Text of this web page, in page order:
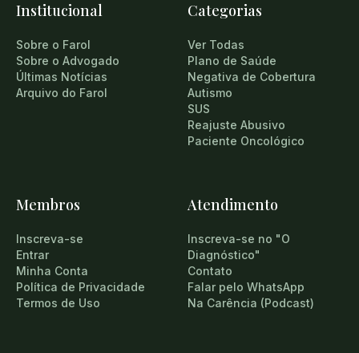
Institucional
Sobre o Farol
Sobre o Advogado
Últimas Notícias
Arquivo do Farol
Categorias
Ver Todas
Plano de Saúde
Negativa de Cobertura
Autismo
SUS
Reajuste Abusivo
Paciente Oncológico
Membros
Inscreva-se
Entrar
Minha Conta
Política de Privacidade
Termos de Uso
Atendimento
Inscreva-se no "O
Diagnóstico"
Contato
Falar pelo WhatsApp
Na Carência (Podcast)